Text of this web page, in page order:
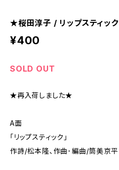
★桜田淳子 / リップスティック
¥400
SOLD OUT
★再入荷しました★
A面
「リップスティック」
作詩/松本隆、作曲･編曲/筒美京平